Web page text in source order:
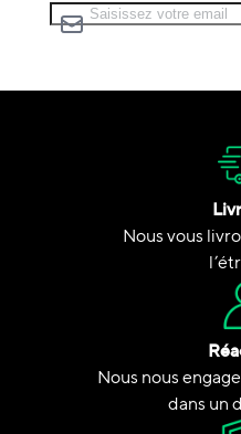
Inscription à notre
Nous vous
Nous nous
dans un